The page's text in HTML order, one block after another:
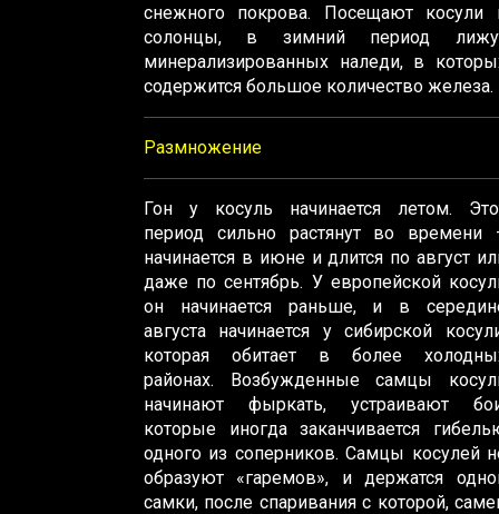
снежного покрова. Посещают косули
солонцы, в зимний период
минерализированных наледи, в
содержится большое количество железа.
Размножение
Гон у косуль начинается летом.
период сильно растянут во времени
начинается в июне и длится по август
даже по сентябрь. У европейской
он начинается раньше, и в
августа начинается у сибирской
которая обитает в более
районах. Возбужденные самцы
начинают фыркать, устраивают
которые иногда заканчивается
одного из соперников. Самцы косулей
образуют «гаремов», и держатся
самки, после спаривания с которой,